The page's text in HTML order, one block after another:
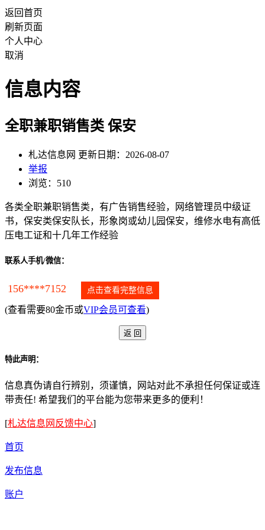
返回首页
刷新页面
个人中心
取消
信息内容
全职兼职销售类 保安
札达信息网 更新日期：2026-08-07
举报
浏览：510
各类全职兼职销售类，有广告销售经验，网络管理员中级证
书，保安类保安队长，形象岗或幼儿园保安，维修水电有高低
压电工证和十几年工作经验
联系人手机/微信：
156****7152 点击查看完整信息
(查看需要80金币或VIP会员可查看)
特此声明：
信息真伪请自行辨别，须谨慎，网站对此不承担任何保证或连
带责任! 希望我们的平台能为您带来更多的便利！
[札达信息网反馈中心]
首页
发布信息
账户